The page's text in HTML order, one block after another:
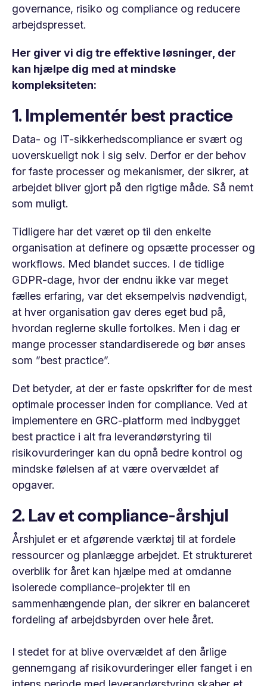
governance, risiko og compliance og reducere
arbejdspresset.
Her giver vi dig tre effektive løsninger, der
kan hjælpe dig med at mindske
kompleksiteten:
1. Implementér best practice
Data- og IT-sikkerhedscompliance er svært og
uoverskueligt nok i sig selv. Derfor er der behov
for faste processer og mekanismer, der sikrer, at
arbejdet bliver gjort på den rigtige måde. Så nemt
som muligt.
Tidligere har det været op til den enkelte
organisation at definere og opsætte processer og
workflows. Med blandet succes. I de tidlige
GDPR-dage, hvor der endnu ikke var meget
fælles erfaring, var det eksempelvis nødvendigt,
at hver organisation gav deres eget bud på,
hvordan reglerne skulle fortolkes. Men i dag er
mange processer standardiserede og bør anses
som ”best practice”.
Det betyder, at der er faste opskrifter for de mest
optimale processer inden for compliance. Ved at
implementere en GRC-platform med indbygget
best practice i alt fra leverandørstyring til
risikovurderinger kan du opnå bedre kontrol og
mindske følelsen af at være overvældet af
opgaver.
2. Lav et compliance-årshjul
Årshjulet er et afgørende værktøj til at fordele
ressourcer og planlægge arbejdet. Et struktureret
overblik for året kan hjælpe med at omdanne
isolerede compliance-projekter til en
sammenhængende plan, der sikrer en balanceret
fordeling af arbejdsbyrden over hele året.
I stedet for at blive overvældet af den årlige
gennemgang af risikovurderinger eller fanget i en